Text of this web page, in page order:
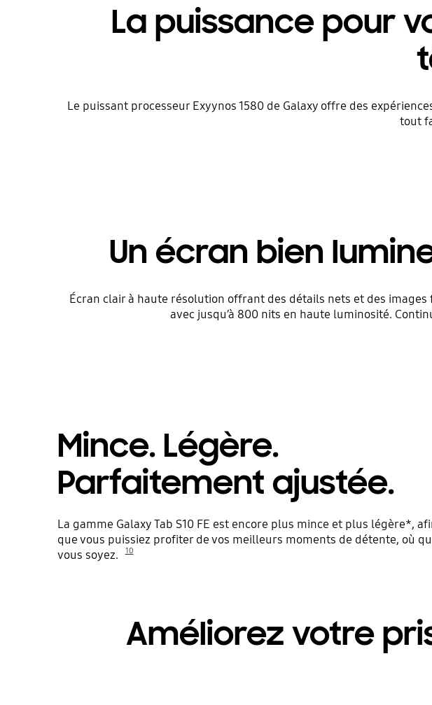
La puissance pour
Le puissant processeur Exyynos 1580 de Galaxy offre des
tout
Un écran bien
Écran clair à haute résolution offrant des détails nets et des images
avec jusqu’à 800 nits en haute luminosité.
Mince. Légère.
Parfaitement ajustée.
La gamme Galaxy Tab S10 FE est encore plus mince et plus légère*,
que vous puissiez profiter de vos meilleurs moments de détente, où
vous soyez.
10
Améliorez votre